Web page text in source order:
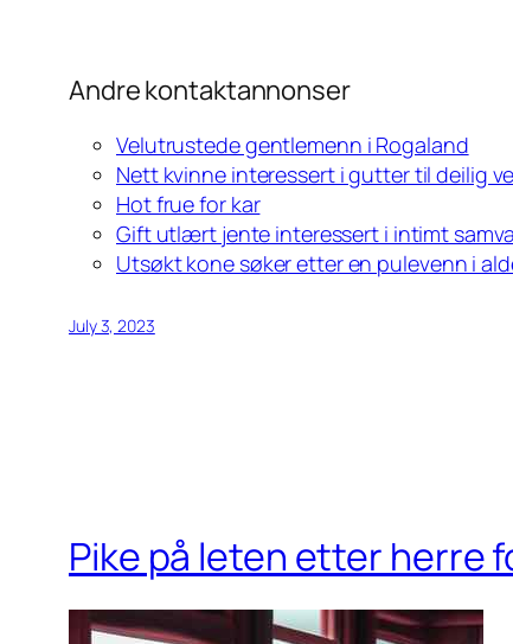
Andre kontaktannonser
Velutrustede gentlemenn i Rogaland
Nett kvinne interessert i gutter til deilig
Hot frue for kar
Gift utlært jente interessert i intimt
Utsøkt kone søker etter en pulevenn i
July 3, 2023
Pike på leten etter herre